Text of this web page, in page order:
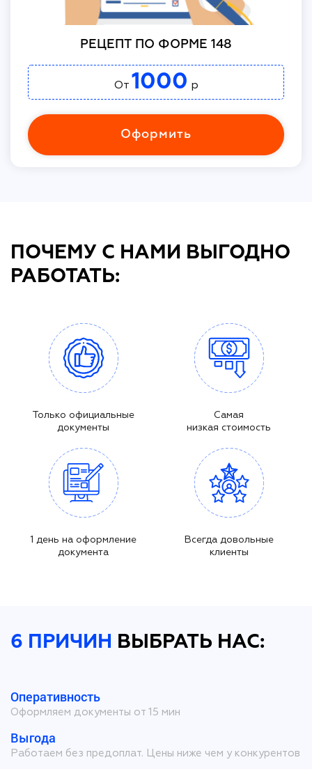
РЕЦЕПТ ПО ФОРМЕ 148
От 1000 р
Оформить
ПОЧЕМУ С НАМИ ВЫГОДНО
РАБОТАТЬ:
Только официальные
документы
Самая
низкая стоимость
1 день на оформление
документа
Всегда довольные
клиенты
6 ПРИЧИН ВЫБРАТЬ НАС:
Оперативность
Оформляем документы от 15 мин
Выгода
Работаем без предоплат. Цены ниже чем у конкурентов